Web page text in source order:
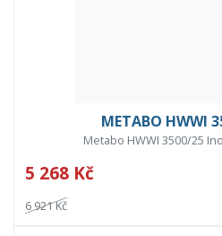
METABO HWWI
Metabo HWWI 3500/25
5 268 Kč
6 921 Kč